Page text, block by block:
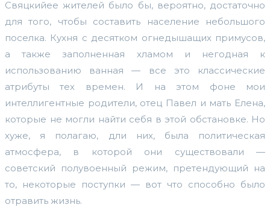
Свяцкийее жителей было бы, вероятно, достаточно
для того, чтобы составить население небольшого
поселка. Кухня с десятком огнедышащих примусов,
а также заполненная хламом и негодная к
использованию ванная — все это классические
атрибуты тех времен. И на этом фоне мои
интеллигентные родители, отец Павел и мать Елена,
которые не могли найти себя в этой обстановке. Но
хуже, я полагаю, дли них, была политическая
атмосфера, в которой они существовали —
советский полувоенный режим, претендующий на
то, некоторые поступки — вот что способно было
отравить жизнь.